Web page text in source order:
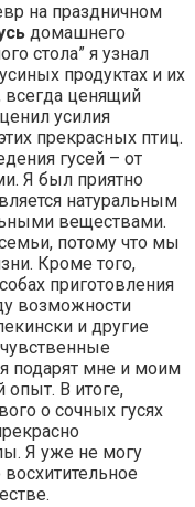
на праздничном
домашнего
стола” я узнал
продуктах и их
всегда ценящий
усилия
прекрасных птиц.
гусей – от
Я был приятно
натуральным
веществами.
потому что мы
Кроме того,
приготовления
возможности
и другие
подарят мне и моим
В итоге,
о сочных гусях
Я уже не могу